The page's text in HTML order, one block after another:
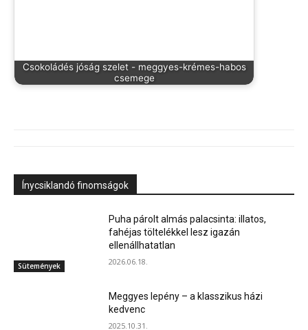
Csokoládés jóság szelet - meggyes-krémes-habos
csemege
Ínycsiklandó finomságok
Sütemények
Puha párolt almás palacsinta: illatos,
fahéjas töltelékkel lesz igazán
ellenállhatatlan
2026.06.18.
Meggyes lepény – a klasszikus házi
kedvenc
2025.10.31.